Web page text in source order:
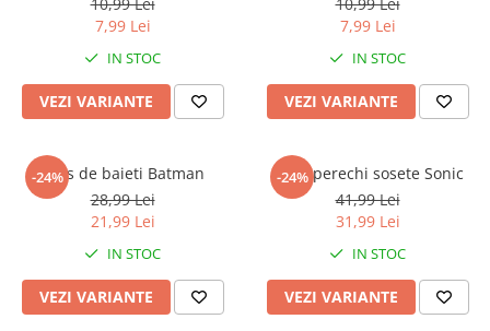
Incaltaminte fete
Ghete si cizme fete
Pantofi fete
Pantofi sport fete
Sandale fete
7,99 Lei
IN STOC
VEZI VARIANTE
7,99 Lei
IN STOC
VEZI VARIANTE
-24%
Dres de baieti Batman
28,99 Lei
21,99 Lei
IN STOC
VEZI VARIANTE
-24%
Set 3 perechi sosete Sonic
41,99 Lei
31,99 Lei
IN STOC
VEZI VARIANTE